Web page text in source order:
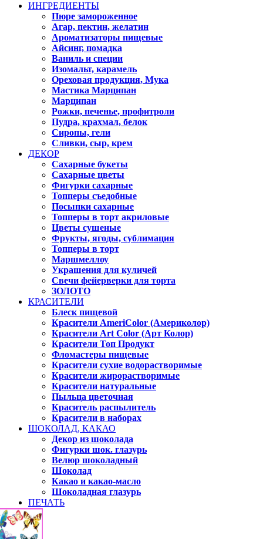
ИНГРЕДИЕНТЫ
Пюре замороженное
Агар, пектин, желатин
Ароматизаторы пищевые
Айсинг, помадка
Ваниль и специи
Изомальт, карамель
Ореховая продукция, Мука
Мастика Марципан
Марципан
Рожки, печенье, профитроли
Пудра, крахмал, белок
Сиропы, гели
Сливки, сыр, крем
ДЕКОР
Сахарные букеты
Сахарные цветы
Фигурки сахарные
Топперы съедобные
Посыпки сахарные
Топперы в торт акриловые
Цветы сушеные
Фрукты, ягоды, сублимация
Топперы в торт
Маршмеллоу
Украшения для куличей
Свечи фейерверки для торта
ЗОЛОТО
КРАСИТЕЛИ
Блеск пищевой
Красители AmeriColor (Америколор)
Красители Art Color (Арт Колор)
Красители Топ Продукт
Фломастеры пищевые
Красители сухие водорастворимые
Красители жирорастворимые
Красители натуральные
Пыльца цветочная
Краситель распылитель
Красители в наборах
ШОКОЛАД, КАКАО
Декор из шоколада
Фигурки шок. глазурь
Велюр шоколадный
Шоколад
Какао и какао-масло
Шоколадная глазурь
ПЕЧАТЬ